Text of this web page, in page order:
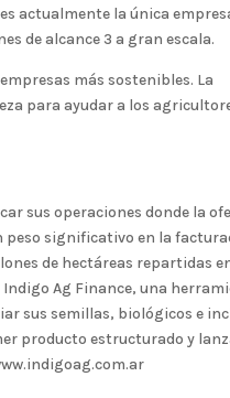
actualmente la única
de alcance 3 a gran escala.
más sostenibles. La
para ayudar a los
sus operaciones donde la
peso significativo en la
de hectáreas repartidas
Ag Finance, una
sus semillas, biológicos e
producto estructurado y